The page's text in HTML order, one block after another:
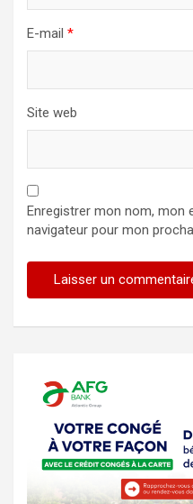
E-mail *
Site web
Enregistrer mon nom, mon
navigateur pour mon